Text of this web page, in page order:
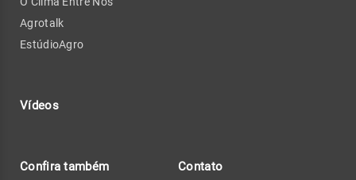
Agrotalk
EstúdioAgro
Vídeos
Confira também Contato